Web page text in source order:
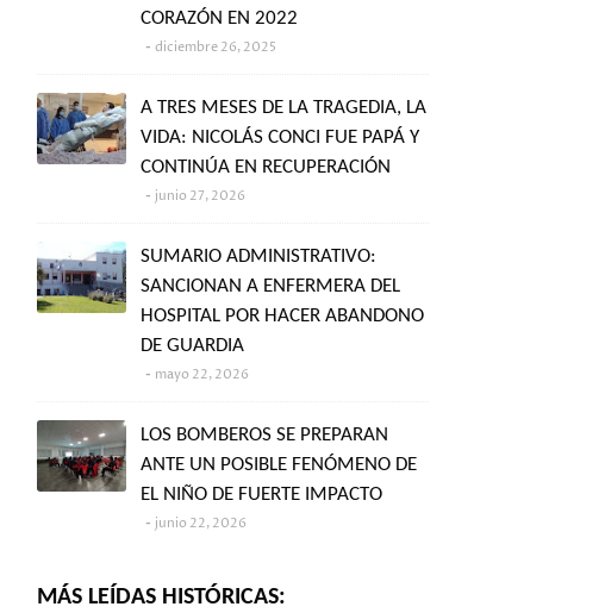
CORAZÓN EN 2022
diciembre 26, 2025
A TRES MESES DE LA TRAGEDIA, LA
VIDA: NICOLÁS CONCI FUE PAPÁ Y
CONTINÚA EN RECUPERACIÓN
junio 27, 2026
SUMARIO ADMINISTRATIVO:
SANCIONAN A ENFERMERA DEL
HOSPITAL POR HACER ABANDONO
DE GUARDIA
mayo 22, 2026
LOS BOMBEROS SE PREPARAN
ANTE UN POSIBLE FENÓMENO DE
EL NIÑO DE FUERTE IMPACTO
junio 22, 2026
MÁS LEÍDAS HISTÓRICAS: